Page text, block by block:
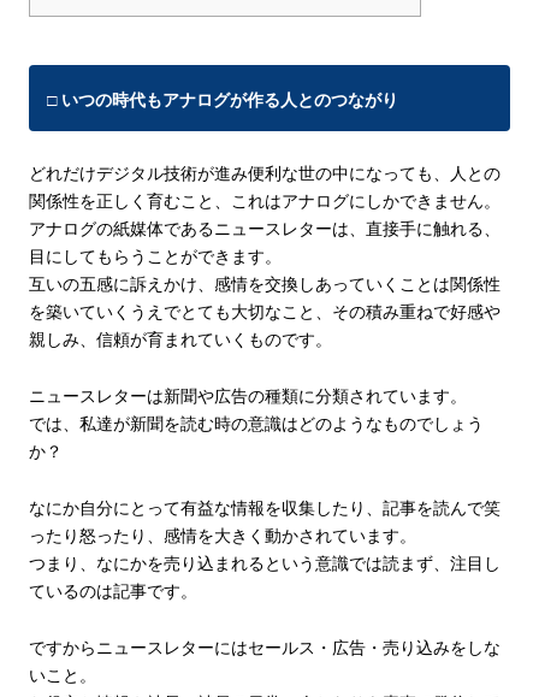
□ いつの時代もアナログが作る人とのつながり
どれだけデジタル技術が進み便利な世の中になっても、人との
関係性を正しく育むこと、
これはアナログにしかできません。
アナログの紙媒体であるニュースレターは、直接手に触れる、
目にしてもらうことができます。
互いの五感に訴えかけ、感情を交換しあっていくことは関係性
を築いていくうえでとても大切なこと、その積み重ねで好感や
親しみ、信頼が育まれていくものです。
ニュースレターは新聞や広告の種類に分類されています。
では、私達が新聞を読む時の意識はどのようなものでしょう
か？
なにか自分にとって有益な情報を収集したり、記事を読んで笑
ったり怒ったり、感情を大きく動かされています。
つまり、なにかを売り込まれるという意識では読まず、注目し
ているのは記事です。
ですからニュースレターにはセールス・広告・売り込みをしな
いこと。